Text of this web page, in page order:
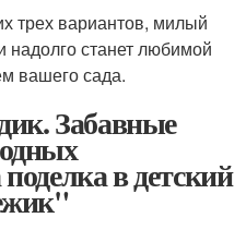
трех вариантов, милый
надолго станет любимой
вашего сада.
Забавные
в детский